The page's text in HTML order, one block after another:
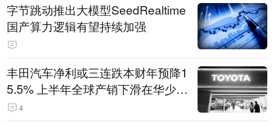
字节跳动推出大模型SeedRealtime
国产算力逻辑有望持续加强
丰田汽车净利或三连跌本财年预降1
5.5% 上半年全球产销下滑在华少卖
14.3万辆
4